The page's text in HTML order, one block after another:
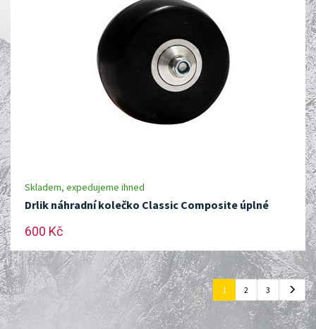
Skladem, expedujeme ihned
Drlik náhradní kolečko Classic Composite úplné
600 Kč
1 2 3